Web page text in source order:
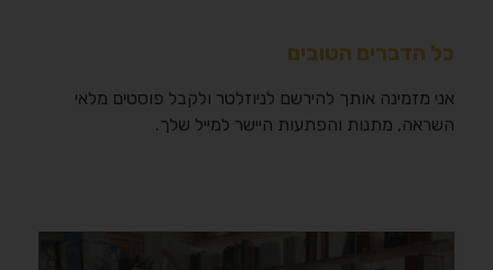
כל הדברים הטובים
אני מזמינה אותך להירשם לניוזלטר ולקבל פוסטים מלאי
השראה, מתנות והפתעות היישר למייל שלך.